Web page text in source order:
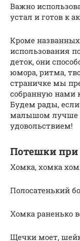
Важно
устал и готов к
Кроме
использования
деток, они
юмора, ритма,
страничке мы
собранную нами
Будем рады,
малышом лучше
удовольствием!
Потешки
Хомка, хомка
Полосатенький
Хомка раненько
Щечки моет,